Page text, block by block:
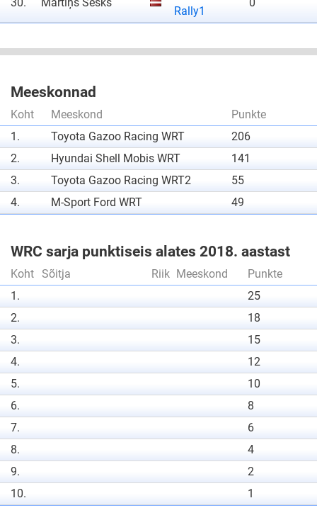
Rally1
Meeskonnad
Koht Meeskond
Punkte
1.
Toyota Gazoo Racing WRT
206
2.
Hyundai Shell Mobis WRT
141
3.
Toyota Gazoo Racing WRT2
55
4.
M-Sport Ford WRT 49
WRC sarja punktiseis alates 2018. aastast
Koht Sõitja Riik Meeskond
Punkte
1.
25
2.
18
3.
15
4.
12
5.
10
6.
8
7.
6
8.
4
9.
2
10.
1